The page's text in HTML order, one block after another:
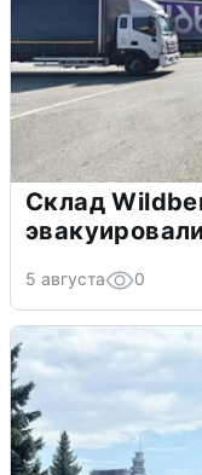
Склад
5 августа 0